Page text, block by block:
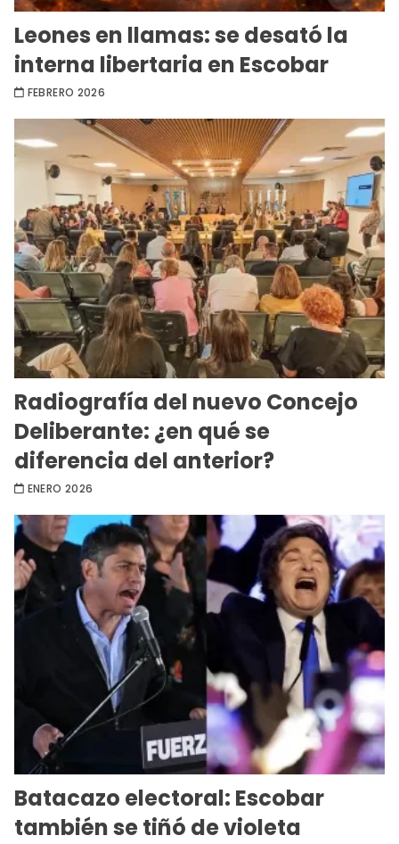
Leones en llamas: se desató la
interna libertaria en Escobar
FEBRERO 2026
Radiografía del nuevo Concejo
Deliberante: ¿en qué se
diferencia del anterior?
ENERO 2026
Batacazo electoral: Escobar
también se tiñó de violeta